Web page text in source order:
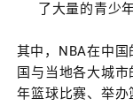
了大量的青少
其中，NBA在中
国与当地各大城
年篮球比赛、举